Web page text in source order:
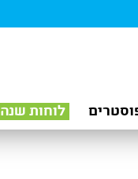
לוחות שנה